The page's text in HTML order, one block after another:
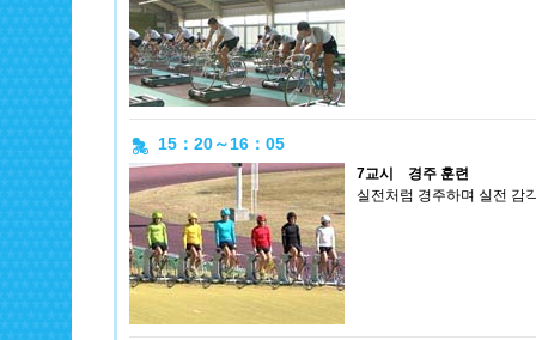
15：20～16：05
7교시 경주 훈련
실전처럼 경주하며 실전 감